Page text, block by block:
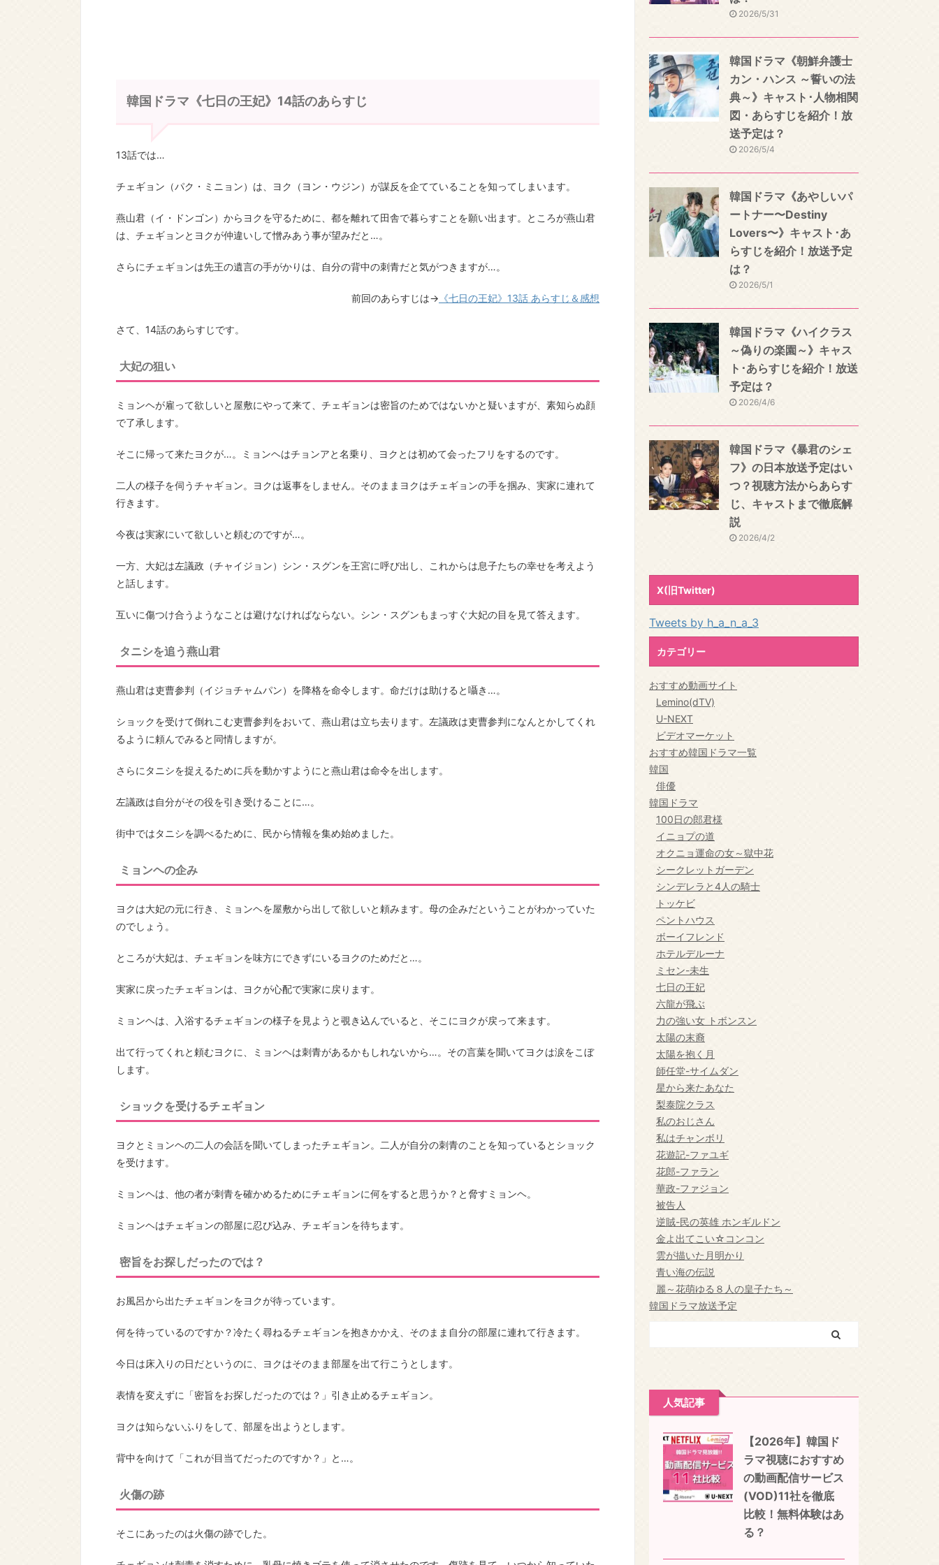
韓国ドラマ《七日の王妃》14話のあらすじ
13話では…
チェギョン（パク・ミニョン）は、ヨク（ヨン・ウジン）が謀反を企てていることを知ってしまいます。
燕山君（イ・ドンゴン）からヨクを守るために、都を離れて田舎で暮らすことを願い出ます。ところが燕山君
は、チェギョンとヨクが仲違いして憎みあう事が望みだと…。
さらにチェギョンは先王の遺言の手がかりは、自分の背中の刺青だと気がつきますが…。
前回のあらすじは→ 《七日の王妃》13話 あらすじ＆感想
さて、14話のあらすじです。
大妃の狙い
ミョンヘが雇って欲しいと屋敷にやって来て、チェギョンは密旨のためではないかと疑いますが、素知らぬ顔
で了承します。
そこに帰って来たヨクが…。ミョンヘはチョンアと名乗り、ヨクとは初めて会ったフリをするのです。
二人の様子を伺うチャギョン。ヨクは返事をしません。そのままヨクはチェギョンの手を掴み、実家に連れて
行きます。
今夜は実家にいて欲しいと頼むのですが…。
一方、大妃は左議政（チャイジョン）シン・スグンを王宮に呼び出し、これからは息子たちの幸せを考えよう
と話します。
互いに傷つけ合うようなことは避けなければならない。シン・スグンもまっすぐ大妃の目を見て答えます。
タニシを追う燕山君
燕山君は吏曹参判（イジョチャムパン）を降格を命令します。命だけは助けると囁き…。
ショックを受けて倒れこむ吏曹参判をおいて、燕山君は立ち去ります。左議政は吏曹参判になんとかしてくれ
るように頼んでみると同情しますが。
さらにタニシを捉えるために兵を動かすようにと燕山君は命令を出します。
左議政は自分がその役を引き受けることに…。
街中ではタニシを調べるために、民から情報を集め始めました。
ミョンヘの企み
ヨクは大妃の元に行き、ミョンヘを屋敷から出して欲しいと頼みます。母の企みだということがわかっていた
のでしょう。
ところが大妃は、チェギョンを味方にできずにいるヨクのためだと…。
実家に戻ったチェギョンは、ヨクが心配で実家に戻ります。
ミョンヘは、入浴するチェギョンの様子を見ようと覗き込んでいると、そこにヨクが戻って来ます。
出て行ってくれと頼むヨクに、ミョンヘは刺青があるかもしれないから…。その言葉を聞いてヨクは涙をこぼ
します。
ショックを受けるチェギョン
ヨクとミョンヘの二人の会話を聞いてしまったチェギョン。二人が自分の刺青のことを知っているとショック
を受けます。
ミョンヘは、他の者が刺青を確かめるためにチェギョンに何をすると思うか？と脅すミョンヘ。
ミョンヘはチェギョンの部屋に忍び込み、チェギョンを待ちます。
密旨をお探しだったのでは？
お風呂から出たチェギョンをヨクが待っています。
何を待っているのですか？冷たく尋ねるチェギョンを抱きかかえ、そのまま自分の部屋に連れて行きます。
今日は床入りの日だというのに、ヨクはそのまま部屋を出て行こうとします。
表情を変えずに「密旨をお探しだったのでは？」引き止めるチェギョン。
ヨクは知らないふりをして、部屋を出ようとします。
背中を向けて「これが目当てだったのですか？」と…。
火傷の跡
そこにあったのは火傷の跡でした。
2026/5/31
韓国ドラマ《朝鮮弁護士
カン・ハンス ～誓いの法
典～》キャスト･人物相関
図・あらすじを紹介！放
送予定は？
2026/5/4
韓国ドラマ《あやしいパ
ートナー〜Destiny
Lovers〜》キャスト･あ
らすじを紹介！放送予定
は？
2026/5/1
韓国ドラマ《ハイクラス
～偽りの楽園～》キャス
ト･あらすじを紹介！放送
予定は？
2026/4/6
韓国ドラマ《暴君のシェ
フ》の日本放送予定はい
つ？視聴方法からあらす
じ、キャストまで徹底解
説
2026/4/2
X(旧Twitter)
Tweets by h_a_n_a_3
カテゴリー
おすすめ動画サイト
Lemino(dTV)
U-NEXT
ビデオマーケット
おすすめ韓国ドラマ一覧
韓国
俳優
韓国ドラマ
100日の郎君様
イニョプの道
オクニョ運命の女～獄中花
シークレットガーデン
シンデレラと4人の騎士
トッケビ
ペントハウス
ボーイフレンド
ホテルデルーナ
ミセン-未生
七日の王妃
六龍が飛ぶ
力の強い女 トボンスン
太陽の末裔
太陽を抱く月
師任堂-サイムダン
星から来たあなた
梨泰院クラス
私のおじさん
私はチャンボリ
花遊記-ファユギ
花郎-ファラン
華政-ファジョン
被告人
逆賊-民の英雄 ホンギルドン
金よ出てこい☆コンコン
雲が描いた月明かり
青い海の伝説
麗～花萌ゆる８人の皇子たち～
韓国ドラマ放送予定
人気記事
【2026年】韓国ド
ラマ視聴におすすめ
の動画配信サービス
(VOD)11社を徹底
比較！無料体験はあ
る？